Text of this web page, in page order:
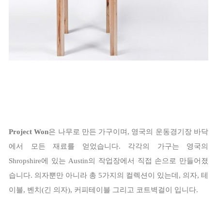
Project Won은 나무로 만든 가구이며, 영국의 운동경기장 바닥
에서 모든 재료를 얻었습니다. 각각의 가구는 영국의
Shropshire에 있는 Austin의 작업장에서 직접 손으로 만들어졌
습니다. 의자뿐만 아니라 총 5가지의 컬렉션이 있는데, 의자, 테
이블, 벤치(긴 의자), 커피테이블 그리고 코트벽걸이 입니다.